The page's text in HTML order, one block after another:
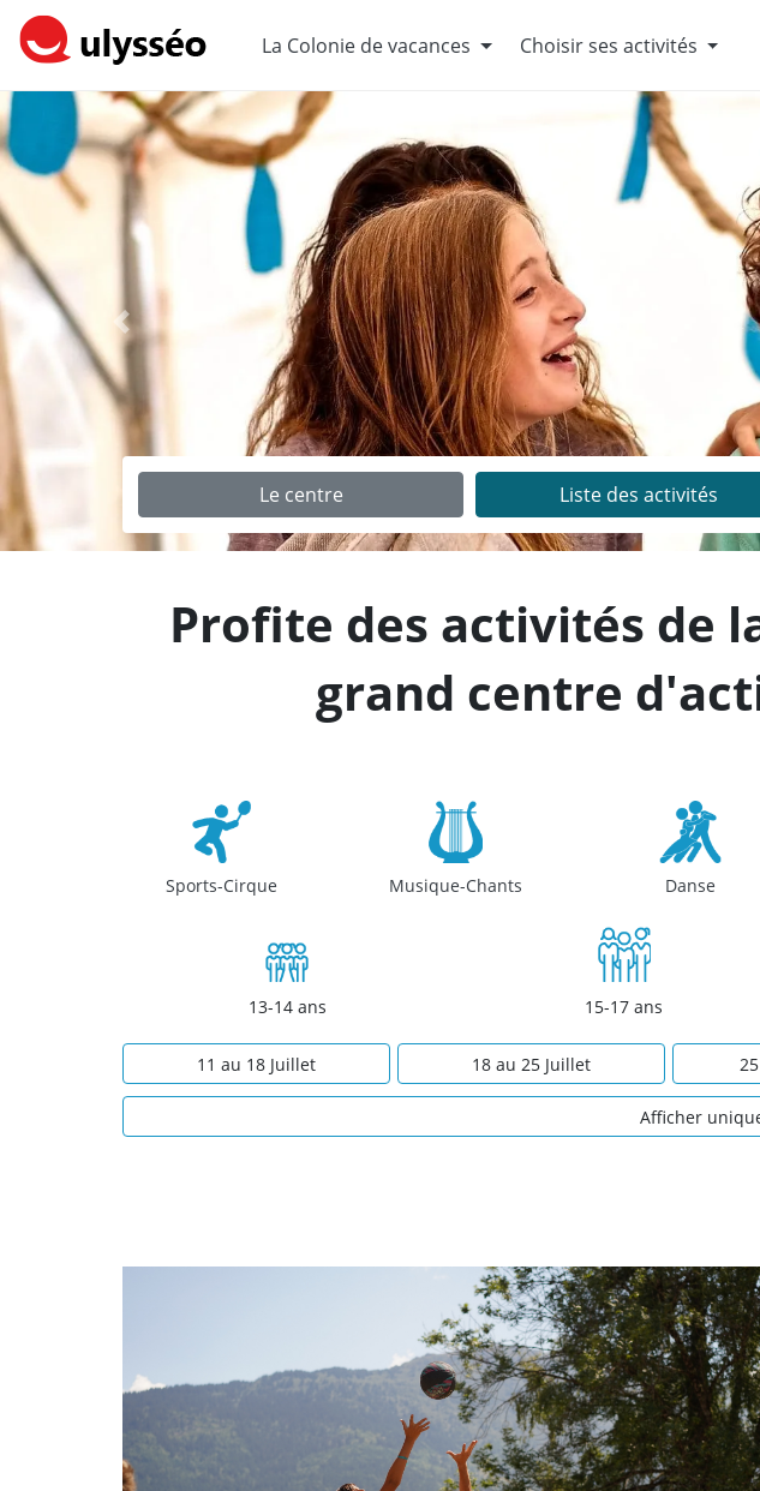
La Colonie de vacances Choisir ses activités
Précédent
Le centre Liste des activités
Profite des activités de
grand centre
Sports-Cirque Musique-Chants Danse
13-14 ans 15-17 ans
11 au 18 Juillet 18 au 25 Juillet
Afficher